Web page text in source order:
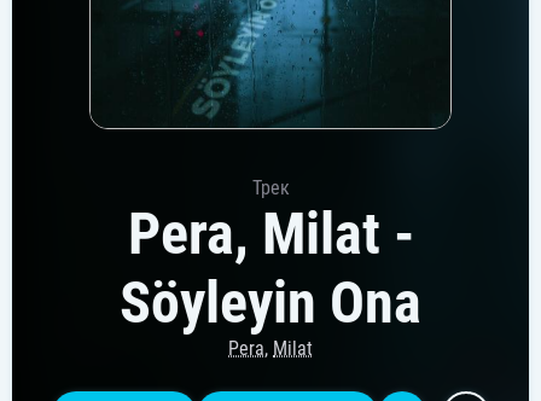
Трек
Pera, Milat -
Söyleyin Ona
Pera, Milat